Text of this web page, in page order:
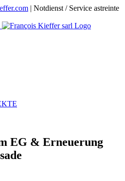
| Notdienst / Service astreinte
EG & Erneuerung